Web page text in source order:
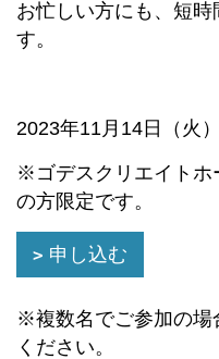
お忙しい方にも、短
す。
2023年11月14日（火
※ゴデスクリエイトホ
の方限定です。
申し込む
※複数名でご参加の場
ください。